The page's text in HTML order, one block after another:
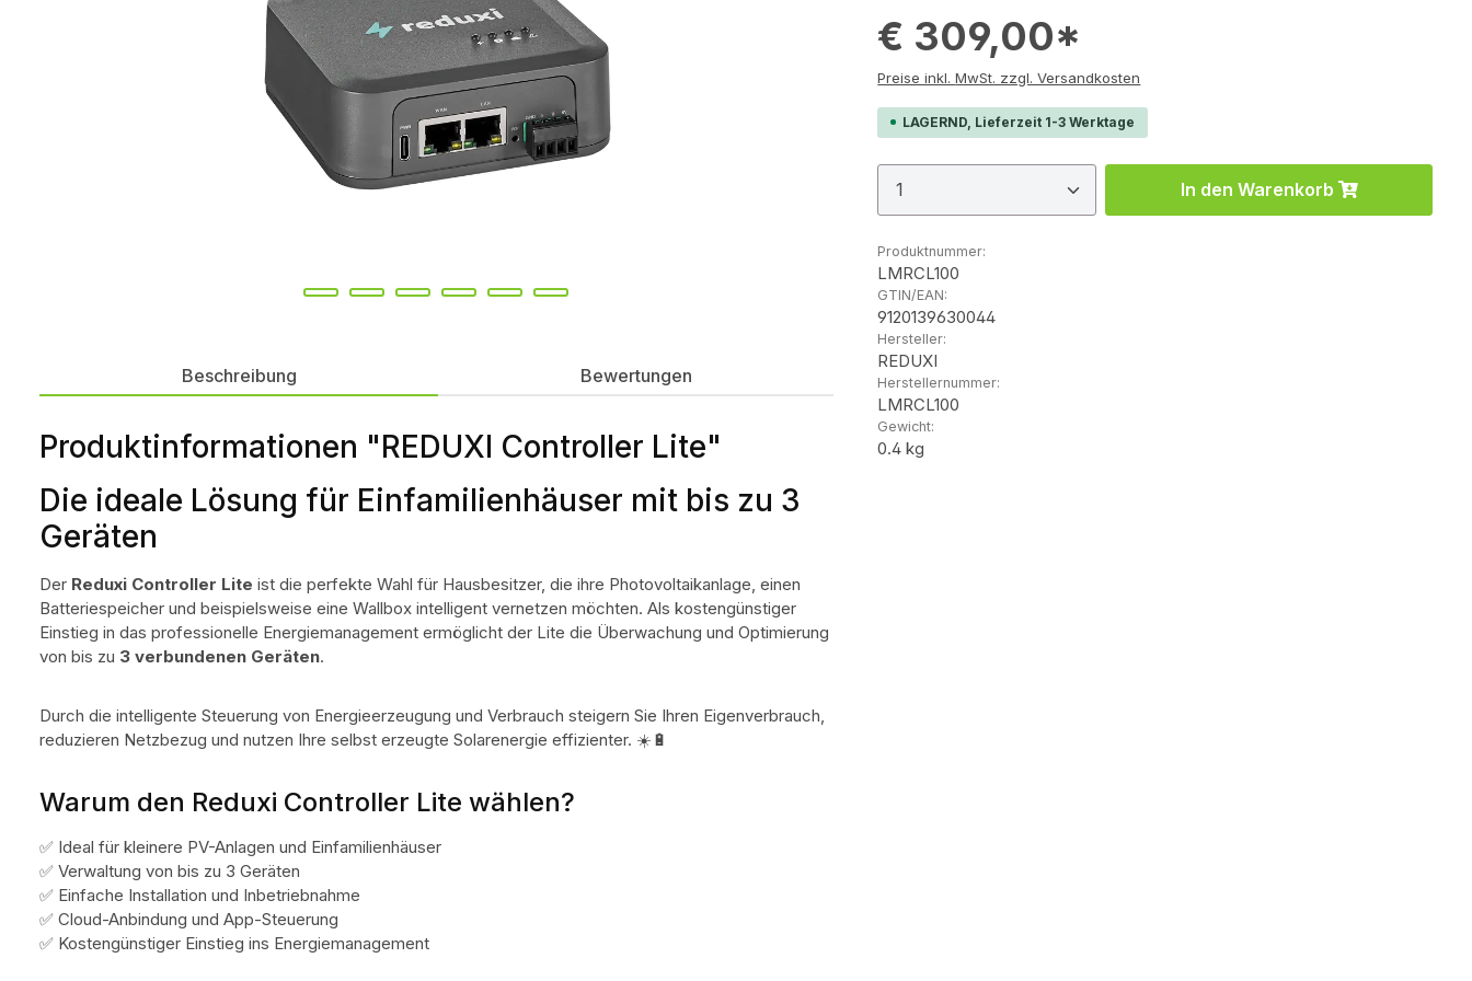
€ 309,00*
Preise inkl. MwSt. zzgl. Versandkosten
LAGERND, Lieferzeit 1-3 Werktage
Produkt Anzahl: Gib den gewünschten Wert
In den Warenkorb
Produktnummer:
LMRCL100
GTIN/EAN:
9120139630044
Hersteller:
REDUXI
Herstellernummer:
LMRCL100
Gewicht:
0.4 kg
Beschreibung Bewertungen
Produktinformationen "REDUXI Controller Lite"
Die ideale Lösung für Einfamilienhäuser mit bis zu 3
Geräten
Der Reduxi Controller Lite ist die perfekte Wahl für Hausbesitzer, die ihre Photovoltaikanlage, einen
Batteriespeicher und beispielsweise eine Wallbox intelligent vernetzen möchten. Als kostengünstiger
Einstieg in das professionelle Energiemanagement ermöglicht der Lite die Überwachung und Optimierung
von bis zu 3 verbundenen Geräten.
Durch die intelligente Steuerung von Energieerzeugung und Verbrauch steigern Sie Ihren Eigenverbrauch,
reduzieren Netzbezug und nutzen Ihre selbst erzeugte Solarenergie effizienter. ☀️🔋
Warum den Reduxi Controller Lite wählen?
✅ Ideal für kleinere PV-Anlagen und Einfamilienhäuser
✅ Verwaltung von bis zu 3 Geräten
✅ Einfache Installation und Inbetriebnahme
✅ Cloud-Anbindung und App-Steuerung
✅ Kostengünstiger Einstieg ins Energiemanagement